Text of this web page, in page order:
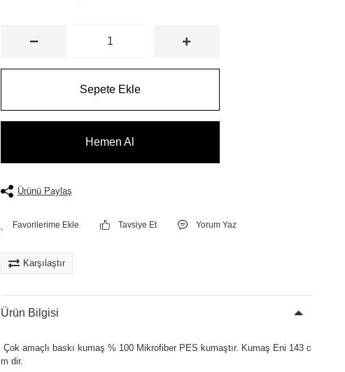
Sepete Ekle
Hemen Al
Ürünü Paylaş
Tavsiye Et Yorum Yaz
Karşılaştır
Ürün Bilgisi
Çok amaçlı baskı kumaş % 100 Mikrofiber PES kumaştır. Kumaş Eni 143 c
m dir.